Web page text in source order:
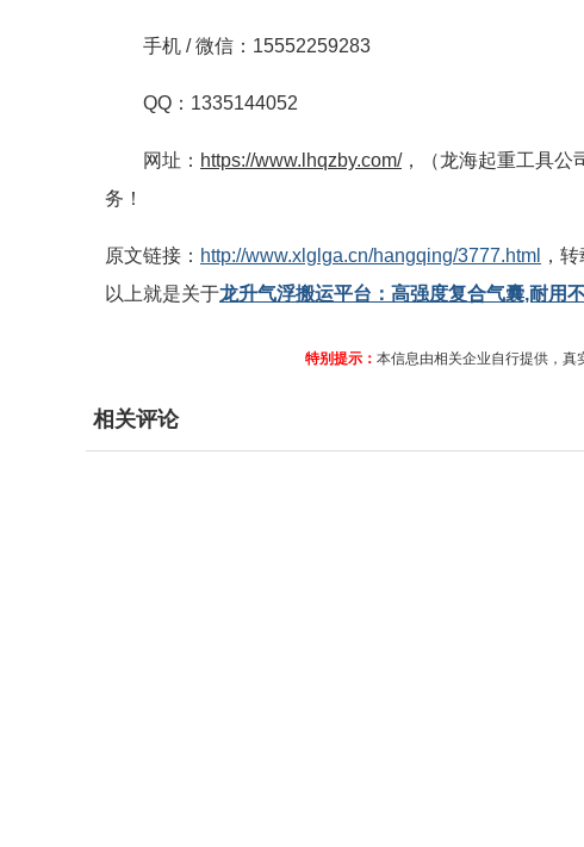
手机 / 微信：15552259283
QQ：1335144052
网址： https://www.lhqzby.com/，（龙海起重工具公
务！
原文链接： http://www.xlglga.cn/hangqing/3777.html
，
以上就是关于龙升气浮搬运平台：高强度复合气囊,耐用
特别提示： 本信息由相关企业自行提供，真
相关评论